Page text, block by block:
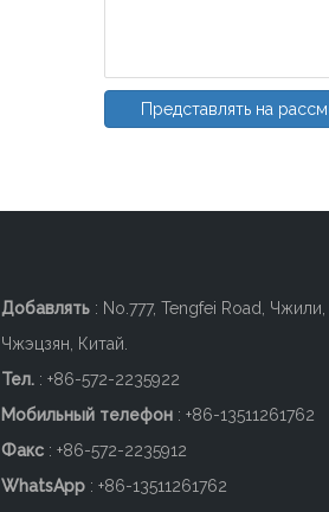
Представлять на
Добавлять : No.777, Tengfei Road,
Чжэцзян, Китай.
Тел. : +86-572-2235922
Мобильный телефон : +86-13511261762
Факс : +86-572-2235912
WhatsApp : +86-13511261762